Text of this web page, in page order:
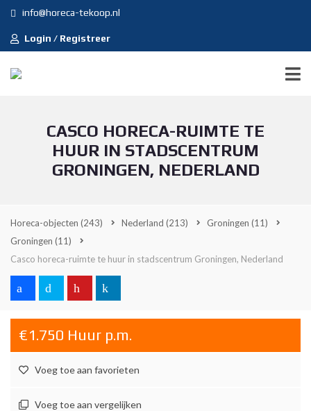
info@horeca-tekoop.nl
Login / Registreer
CASCO HORECA-RUIMTE TE
HUUR IN STADSCENTRUM
GRONINGEN, NEDERLAND
Horeca-objecten (243) Nederland (213) Groningen (11)
Groningen (11)
Casco horeca-ruimte te huur in stadscentrum Groningen, Nederland
€1.750 Huur p.m.
Voeg toe aan favorieten
Voeg toe aan vergelijken